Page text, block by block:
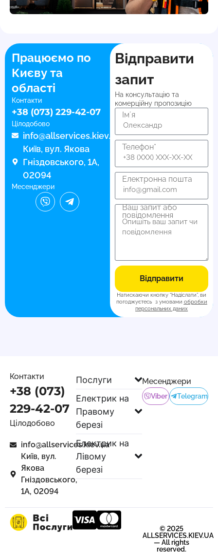
Працюємо по
Києву та
області
Контакти
+38 (073) 229-42-07
Цілодобово
info@allservices.kiev.ua
Київ, вул. Якова
Гніздовського, 1А,
02094
Месенджери
Відправити
запит
На консультацію та
комерційну пропозицію
Імʼя
Телефон*
Електронна пошта
Ваш запит або
повідомлення
Відправити
Натискаючи кнопку “Надіслати”, ви
погоджуєтесь з умовами обробки
персональних даних
Контакти
+38 (073)
229-42-07
Цілодобово
info@allservices.kiev.ua
Київ, вул.
Якова
Гніздовського,
1А, 02094
Послуги
Електрик на
Правому
березі
Електрик на
Лівому
березі
Месенджери
Viber Telegram
© 2025
ALLSERVICES.KIEV.UA
— All rights
reserved.